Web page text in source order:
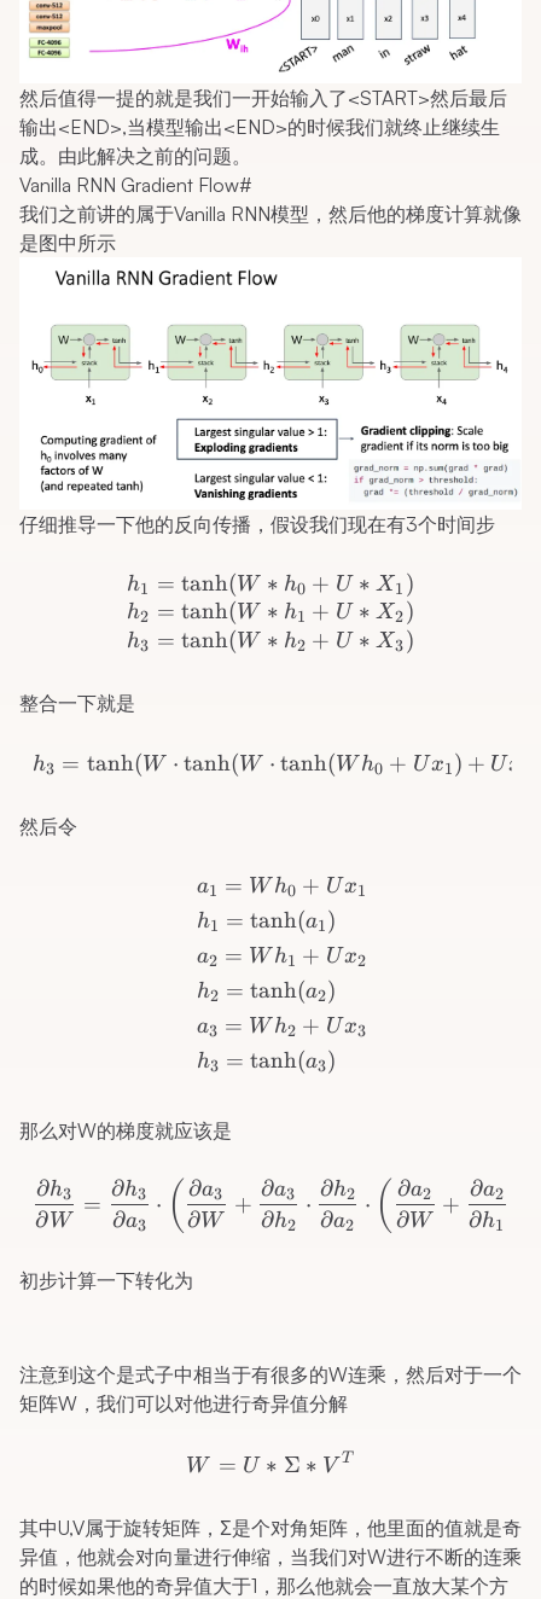
然后值得一提的就是我们一开始输入了<START>然后最后
输出<END>,当模型输出<END>的时候我们就终止继续生
成。由此解决之前的问题。
Vanilla RNN Gradient Flow#
我们之前讲的属于Vanilla RNN模型，然后他的梯度计算就像
是图中所示
仔细推导一下他的反向传播，假设我们现在有3个时间步
\begin{array}{r} h_1 =
h1 = tanh(W ∗ h0 + U ∗ X1 )
h2 = tanh(W ∗ h1 + U ∗ X2)
h3 = tanh(W ∗ h2 + U ∗ X3)
整合一下就是
h3 = tanh(W ⋅ tanh(W ⋅ tanh(W h0 + Ux1) + Ux
然后令
\begin{aligned} & & &
a1 = Wh0 + Ux1
h1 = tanh(a1)
a2 = Wh1 + Ux2
h2 = tanh(a2)
a3 = Wh2 + Ux3
h3 = tanh(a3)
那么对W的梯度就应该是
\frac{\partial
∂W
∂h3 =
∂a3
∂h3 ⋅ ( ∂W
∂a3 +
∂h2
∂a3 ⋅
∂a2
∂h2 ⋅ ( ∂W
∂a2 +
∂h1
∂a2
初步计算一下转化为
注意到这个是式子中相当于有很多的W连乘，然后对于一个
矩阵W，我们可以对他进行奇异值分解
W = U * Σ * V^T
W = U ∗ Σ ∗ V T
其中U,V属于旋转矩阵，Σ是个对角矩阵，他里面的值就是奇
异值，他就会对向量进行伸缩，当我们对W进行不断的连乘
的时候如果他的奇异值大于1，那么他就会一直放大某个方